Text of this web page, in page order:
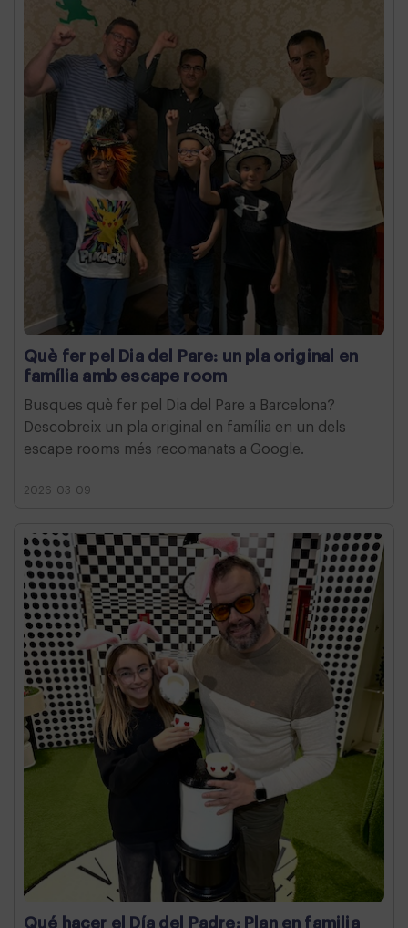
Què fer pel Dia del Pare: un pla original en
família amb escape room
Busques què fer pel Dia del Pare a Barcelona?
Descobreix un pla original en família en un dels
escape rooms més recomanats a Google.
2026-03-09
Qué hacer el Día del Padre: Plan en familia